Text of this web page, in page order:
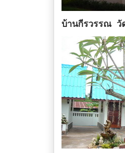
บ้านกีรวรรณ วั